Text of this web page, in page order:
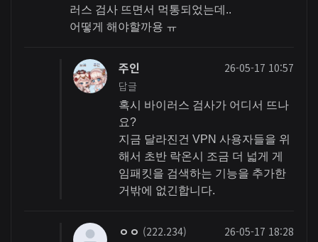
러스 검사 뜨면서 먹통되었는데..
어떻게 해야할까용 ㅠ
주인
26-05-17 10:57
답글
혹시 바이러스 검사가 어디서 뜨나
요?
지금 달라진건 VPN 사용자들을 위
해서 초반 락온시 조금 더 넓게 게
임패킷을 검색하는 기능을 추가한
거밖에 없긴합니다.
ㅇㅇ (222.234)
26-05-17 18:28